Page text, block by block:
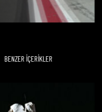
Oynat
BENZER İÇERİKLER